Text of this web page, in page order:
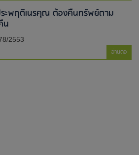
ระพฤติเนรคุณ ต้องคืนทรัพย์ตาม
น
2553
อ่านต่อ